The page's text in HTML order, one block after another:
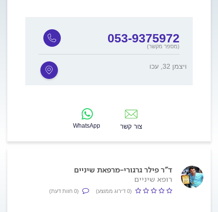
053-9375972
(מספר מקשר)
ויצמן 32, עכו
צור קשר WhatsApp
ד"ר פילר גרגורי-מרפאת שיניים
רופא שיניים
(0 דירוג ממוצע) (0 חוות דעת)